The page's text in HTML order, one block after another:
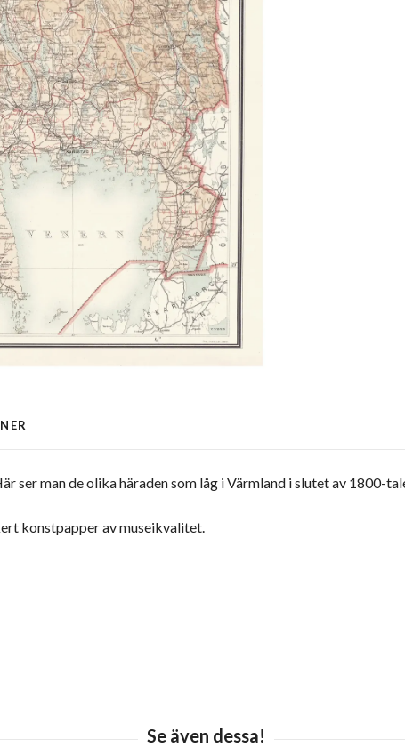
ser man de olika häraden som låg i Värmland i slutet av 1800-
konstpapper av museikvalitet.